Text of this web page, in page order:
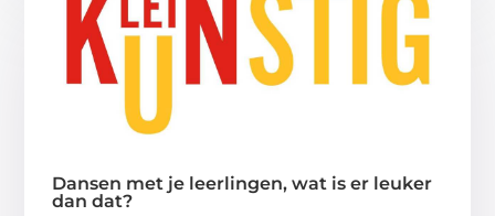
Dansen met je leerlingen, wat is er leuker
dan dat?